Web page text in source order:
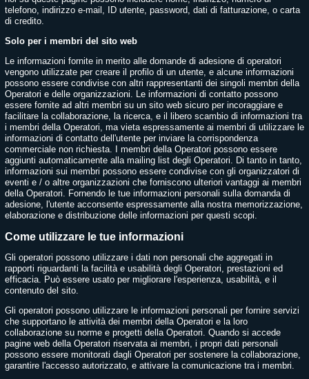
telefono, indirizzo e-mail, ID utente, password, dati di fatturazione, o carta
di credito.
Solo per i membri del sito web
Le informazioni fornite in merito alle domande di adesione di operatori
vengono utilizzate per creare il profilo di un utente, e alcune informazioni
possono essere condivise con altri rappresentanti dei singoli membri della
Operatori e delle organizzazioni. Le informazioni di contatto possono
essere fornite ad altri membri su un sito web sicuro per incoraggiare e
facilitare la collaborazione, la ricerca, e il libero scambio di informazioni tra
i membri della Operatori, ma vieta espressamente ai membri di utilizzare le
informazioni di contatto dell'utente per inviare la corrispondenza
commerciale non richiesta. I membri della Operatori possono essere
aggiunti automaticamente alla mailing list degli Operatori. Di tanto in tanto,
informazioni sui membri possono essere condivise con gli organizzatori di
eventi e / o altre organizzazioni che forniscono ulteriori vantaggi ai membri
della Operatori. Fornendo le tue informazioni personali sulla domanda di
adesione, l'utente acconsente espressamente alla nostra memorizzazione,
elaborazione e distribuzione delle informazioni per questi scopi.
Come utilizzare le tue informazioni
Gli operatori possono utilizzare i dati non personali che aggregati in
rapporti riguardanti la facilità e usabilità degli Operatori, prestazioni ed
efficacia. Può essere usato per migliorare l'esperienza, usabilità, e il
contenuto del sito.
Gli operatori possono utilizzare le informazioni personali per fornire servizi
che supportano le attività dei membri della Operatori e la loro
collaborazione su norme e progetti della Operatori. Quando si accede
pagine web della Operatori riservata ai membri, i propri dati personali
possono essere monitorati dagli Operatori per sostenere la collaborazione,
garantire l'accesso autorizzato, e attivare la comunicazione tra i membri.